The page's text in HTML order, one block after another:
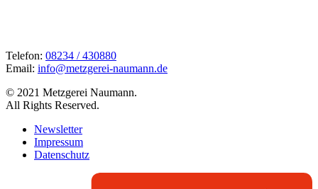
Telefon: 08234 / 430880
Email: info@metzgerei-naumann.de
© 2021 Metzgerei Naumann.
All Rights Reserved.
Newsletter
Impressum
Datenschutz